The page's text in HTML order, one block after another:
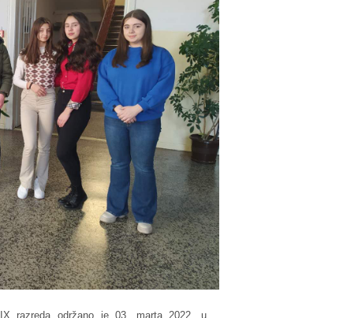
razreda održano je 03. marta 2022. u